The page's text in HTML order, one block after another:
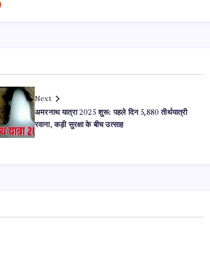
Next
अमरनाथ यात्रा 2025 शुरू: पहले दिन 5,880 तीर्थयात्री
रवाना, कड़ी सुरक्षा के बीच उत्साह